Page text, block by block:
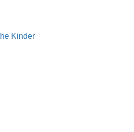
Kinder